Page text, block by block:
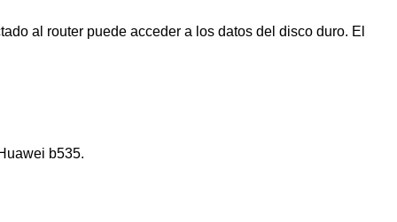
al router puede acceder a los datos del disco duro. El
b535.